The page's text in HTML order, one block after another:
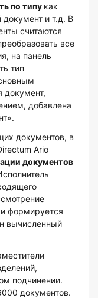
по типу как
и т.д. В
считаются
все
на панель
тип
документ,
добавлена
документов, в
Ario
документов
формируется
вычисленный
подчинении.
документов.